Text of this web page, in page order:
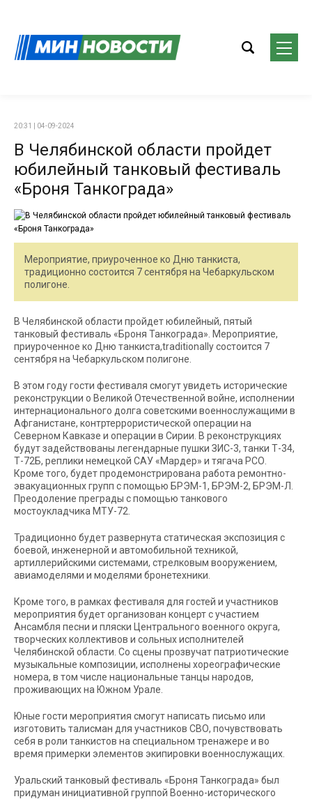
20:31 | 04-09-2024
В Челябинской области пройдет
юбилейный танковый фестиваль
«Броня Танкограда»
Мероприятие, приуроченное ко Дню танкиста,
традиционно состоится 7 сентября на Чебаркульском
полигоне.
В Челябинской области пройдет юбилейный, пятый
танковый фестиваль «Броня Танкограда». Мероприятие,
приуроченное ко Дню танкиста,traditionally состоится 7
сентября на Чебаркульском полигоне.
В этом году гости фестиваля смогут увидеть исторические
реконструкции о Великой Отечественной войне, исполнении
интернационального долга советскими военнослужащими в
Афганистане, контртеррористической операции на
Северном Кавказе и операции в Сирии. В реконструкциях
будут задействованы легендарные пушки ЗИС-3, танки Т-34,
Т-72Б, реплики немецкой САУ «Мардер» и тягача РСО.
Кроме того, будет продемонстрирована работа ремонтно-
эвакуационных групп с помощью БРЭМ-1, БРЭМ-2, БРЭМ-Л.
Преодоление преграды с помощью танкового
мостоукладчика МТУ-72.
Традиционно будет развернута статическая экспозиция с
боевой, инженерной и автомобильной техникой,
артиллерийскими системами, стрелковым вооружением,
авиамоделями и моделями бронетехники.
Кроме того, в рамках фестиваля для гостей и участников
мероприятия будет организован концерт с участием
Ансамбля песни и пляски Центрального военного округа,
творческих коллективов и сольных исполнителей
Челябинской области. Со сцены прозвучат патриотические
музыкальные композиции, исполнены хореографические
номера, в том числе национальные танцы народов,
проживающих на Южном Урале.
Юные гости мероприятия смогут написать письмо или
изготовить талисман для участников СВО, почувствовать
себя в роли танкистов на специальном тренажере и во
время примерки элементов экипировки военнослужащих.
Уральский танковый фестиваль «Броня Танкограда» был
придуман инициативной группой Военно-исторического